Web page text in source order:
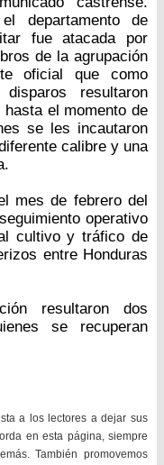
departamento de
fue atacada por
de la agrupación
oficial que como
resultaron
el momento de
se les incautaron
calibre y una
mes de febrero del
operativo
cultivo y tráfico de
entre Honduras
resultaron dos
se recuperan
a los lectores a dejar sus
en esta página, siempre
También promovemos